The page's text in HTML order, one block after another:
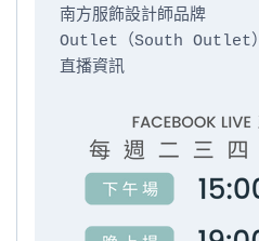
南方服飾設計師品牌
Outlet（South Outlet）
直播資訊